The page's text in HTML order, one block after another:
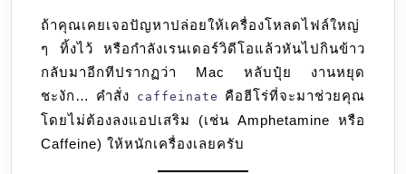
ถ้าคุณเคยเจอปัญหาปล่อยให้เครื่องโหลดไฟล์ใหญ่
ๆ ทิ้งไว้ หรือกำลังเรนเดอร์วิดีโอแล้วหันไปกินข้าว
กลับมาอีกทีปรากฏว่า Mac หลับปุ๋ย งานหยุด
ชะงัก… คำสั่ง
caffeinate
คือฮีโร่ที่จะมาช่วยคุณ
โดยไม่ต้องลงแอปเสริม (เช่น Amphetamine หรือ
Caffeine) ให้หนักเครื่องเลยครับ